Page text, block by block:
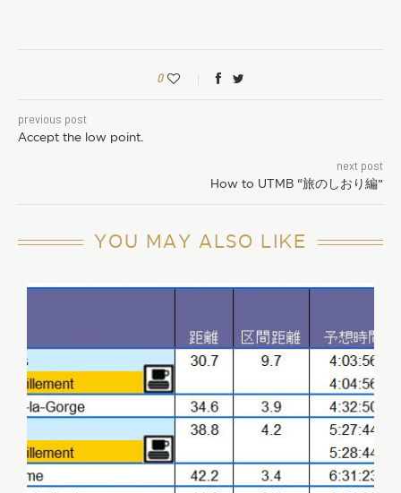
0
previous post
Accept the low point.
next post
How to UTMB “旅のしおり編”
YOU MAY ALSO LIKE